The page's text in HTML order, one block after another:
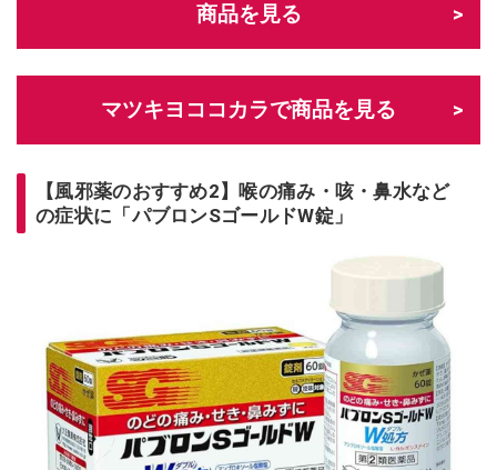
商品を見る
マツキヨココカラで商品を見る
【風邪薬のおすすめ2】喉の痛み・咳・鼻水など
の症状に「パブロンSゴールドW錠」